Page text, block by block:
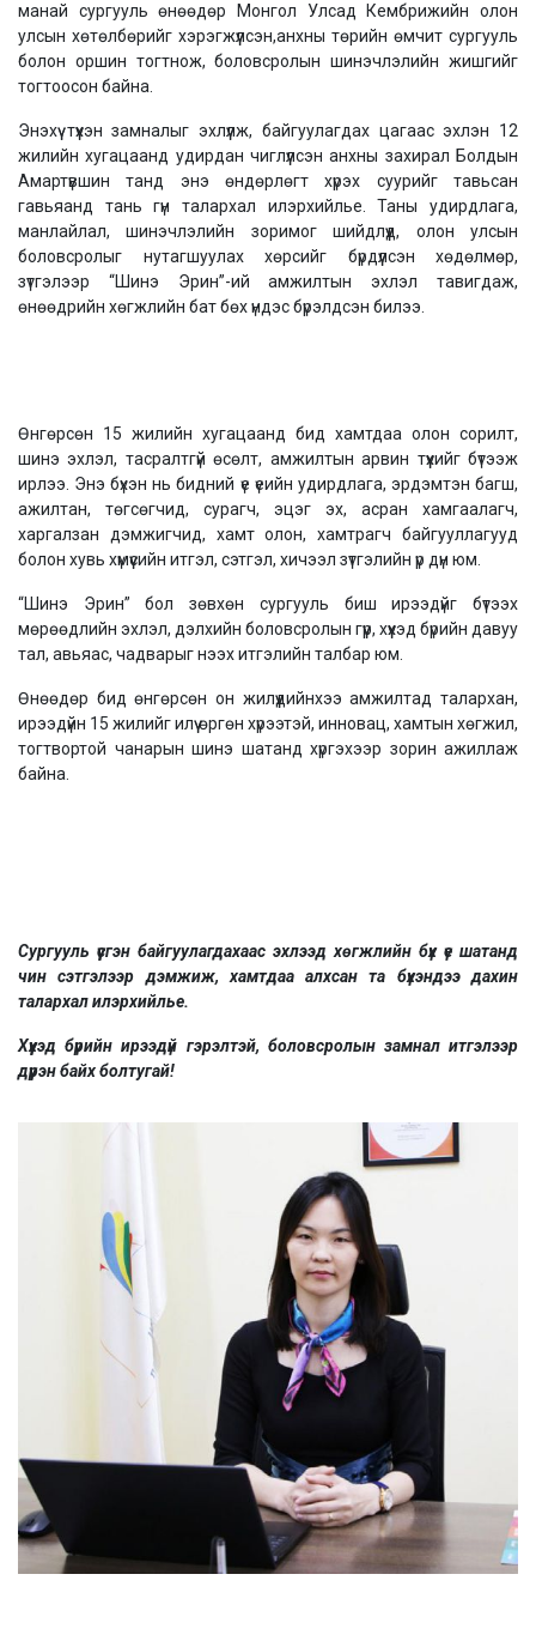
манай сургууль өнөөдөр Монгол Улсад Кембрижийн олон
улсын хөтөлбөрийг хэрэгжүүлсэн,анхны төрийн өмчит сургууль
болон оршин тогтнож, боловсролын шинэчлэлийн жишгийг
тогтоосон байна.
Энэхүү түүхэн замналыг эхлүүлж, байгуулагдах цагаас эхлэн 12
жилийн хугацаанд удирдан чиглүүлсэн анхны захирал Болдын
Амартүвшин танд энэ өндөрлөгт хүрэх суурийг тавьсан
гавьяанд тань гүн талархал илэрхийлье. Таны удирдлага,
манлайлал, шинэчлэлийн зоримог шийдлүүд, олон улсын
боловсролыг нутагшуулах хөрсийг бүрдүүлсэн хөдөлмөр,
зүтгэлээр “Шинэ Эрин”-ий амжилтын эхлэл тавигдаж,
өнөөдрийн хөгжлийн бат бөх үндэс бүрэлдсэн билээ.
Өнгөрсөн 15 жилийн хугацаанд бид хамтдаа олон сорилт,
шинэ эхлэл, тасралтгүй өсөлт, амжилтын арвин түүхийг бүтээж
ирлээ. Энэ бүхэн нь бидний үе үеийн удирдлага, эрдэмтэн багш,
ажилтан, төгсөгчид, сурагч, эцэг эх, асран хамгаалагч,
харгалзан дэмжигчид, хамт олон, хамтрагч байгууллагууд
болон хувь хүмүүсийн итгэл, сэтгэл, хичээл зүтгэлийн үр дүн юм.
“Шинэ Эрин” бол зөвхөн сургууль биш ирээдүйг бүтээх
мөрөөдлийн эхлэл, дэлхийн боловсролын гүүр, хүүхэд бүрийн давуу
тал, авьяас, чадварыг нээх итгэлийн талбар юм.
Өнөөдөр бид өнгөрсөн он жилүүдийнхээ амжилтад талархан,
ирээдүйн 15 жилийг илүү өргөн хүрээтэй, инновац, хамтын хөгжил,
тогтвортой чанарын шинэ шатанд хүргэхээр зорин ажиллаж
байна.
Сургууль үүсгэн байгуулагдахаас эхлээд хөгжлийн бүх үе шатанд
чин сэтгэлээр дэмжиж, хамтдаа алхсан та бүхэндээ дахин
талархал илэрхийлье.
Хүүхэд бүрийн ирээдүй гэрэлтэй, боловсролын замнал итгэлээр
дүүрэн байх болтугай!